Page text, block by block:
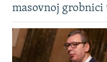
masovnoj grobnici